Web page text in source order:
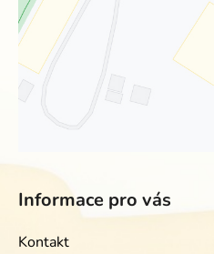
Informace pro vás
Kontakt